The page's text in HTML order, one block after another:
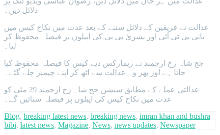
دلائل دیں۔
عدالت نے فریقین کے دلائل سننے کے بعد عدت میں نکاح کیس میں
بانی پی ٹی آئی اور بشریٰ بی بی کی اپیلوں پر فیصلہ محفوظ کر
لیا۔
جج شاہ رخ ارجمند نے ریمارکس دیے کیس کا فیصلہ محفوظ کیا
جاتا ہے اور پھر وہ عدالت سے اٹھ کر اپنے چیمبر چلے گئے۔
عدالتی عملے کے مطابق سیشن جج شاہ رخ ارجمند 29 مئی کو
عدت میں نکاح کیس کی اپیلوں پر فیصلہ سنائیں گے۔
Blog, breaking latest news, breaking news, imran khan and bushra
bibi, latest news, Magazine, News, news updates, Newspaper